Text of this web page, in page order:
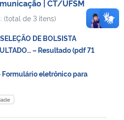
| CT/UFSM
(total de 3 itens)
DE BOLSISTA
– Resultado (pdf 71
eletrônico para